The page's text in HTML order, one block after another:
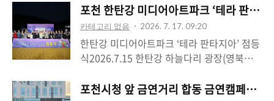
도행) 한마음수련대회에 함께해 어르신들께
감사와 존경의 마음을 전했습니다.오랜 세월
지역과 가정을 든든히 지켜오신 어르신들이
한자리에 모여 서로 안부를 나누고 환하게 웃
으시는 모습을 보니 저 역시 큰 힘을 얻었습
니다. 함께 이야기 나누며 어르신들의 건강과
행복이 무엇보다 소중하다는 것을 다시 한번
포천 한탄강 미디어아트파크 ‘테라 판타
카테고리 없음 2026. 7. 17. 09:20
한탄강 미디어아트파크 ‘테라 판타지아’ 점등
식2026.7.15 한탄강 하늘다리 광장(영북면
라 판타지아’ 점등식에 참석해 직접 체험해
포천시청 앞 금연거리 합동 금연캠페인,